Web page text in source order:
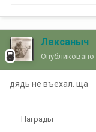
Лексаныч
Опубликовано
дядь не въехал. ща
Награды